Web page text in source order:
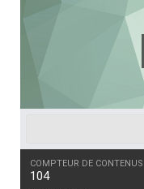
COMPTEUR DE CONTENUS
104